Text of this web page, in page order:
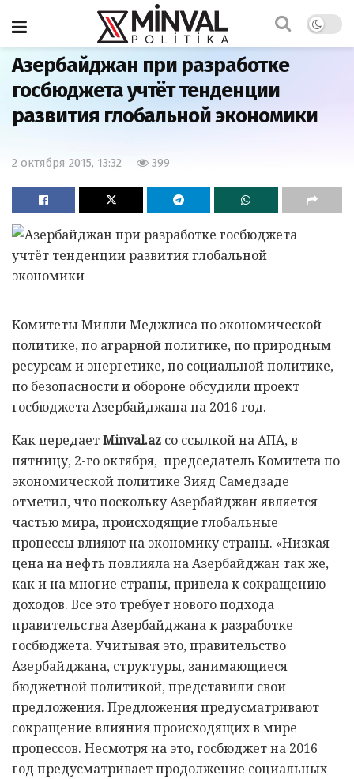
Главная Азербайджан
Азербайджан при разработке
госбюджета учтёт тенденции
развития глобальной экономики
2 октября 2015, 13:32 399
Комитеты Милли Меджлиса по экономической
политике, по аграрной политике, по природным
ресурсам и энергетике, по социальной политике,
по безопасности и обороне обсудили проект
госбюджета Азербайджана на 2016 год.
Как передаетMinval.az со ссылкой на АПА, в
пятницу, 2-го октября, председатель Комитета по
экономической политике Зияд Самедзаде
отметил, что поскольку Азербайджан является
частью мира, происходящие глобальные
процессы влияют на экономику страны. «Низкая
цена на нефть повлияла на Азербайджан так же,
как и на многие страны, привела к сокращению
доходов. Все это требует нового подхода
правительства Азербайджана к разработке
госбюджета. Учитывая это, правительство
Азербайджана, структуры, занимающиеся
бюджетной политикой, представили свои
предложения. Предложения предусматривают
сокращение влияния происходящих в мире
процессов. Несмотря на это, госбюджет на 2016
год предусматривает продолжение социальных